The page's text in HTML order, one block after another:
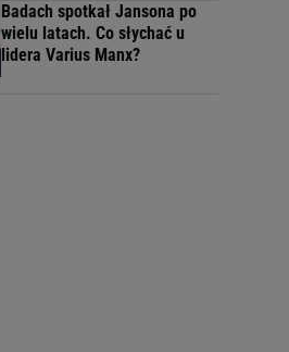
Badach spotkał Jansona po
wielu latach. Co słychać u
lidera Varius Manx?